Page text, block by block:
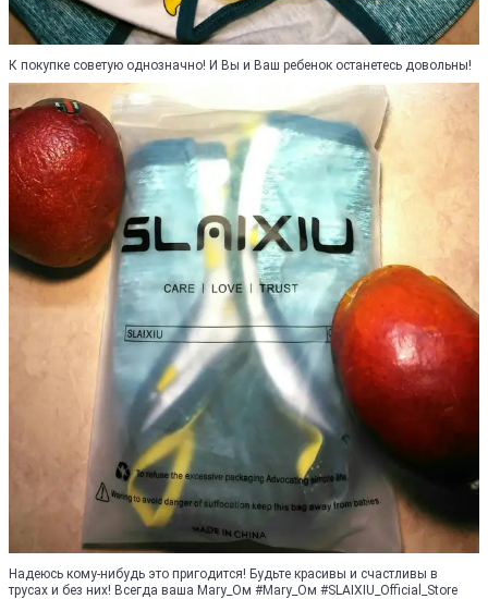
К покупке советую однозначно! И Вы и Ваш ребенок останетесь довольны!
Надеюсь кому-нибудь это пригодится! Будьте красивы и счастливы в
трусах и без них! Всегда ваша Mary_Oм #Mary_Oм #SLAIXIU_Official_Store